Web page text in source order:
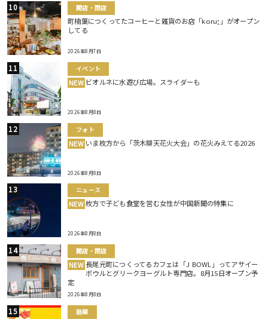
開店・閉店
町楠葉につくってたコーヒーと雑貨のお店「koru;」がオープン
してる
2026年8月7日
イベント
NEW ビオルネに水遊び広場。スライダーも
2026年8月8日
フォト
NEW いま枚方から「茨木辯天花火大会」の花火みえてる2026
2026年8月8日
ニュース
NEW 枚方で子ども食堂を営む女性が中国新聞の特集に
2026年8月8日
開店・閉店
NEW 長尾元町につくってるカフェは「J BOWL」ってアサイー
ボウルとグリークヨーグルト専門店。8月15日オープン予
定
2026年8月8日
話題